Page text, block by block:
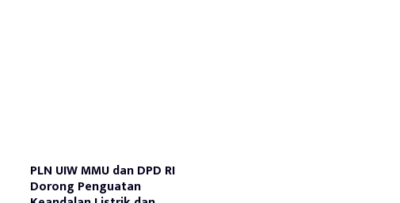
PLN UIW MMU dan DPD RI
Dorong Penguatan